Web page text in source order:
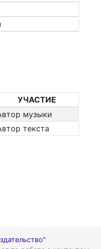
УЧАСТИЕ
музыки
текста